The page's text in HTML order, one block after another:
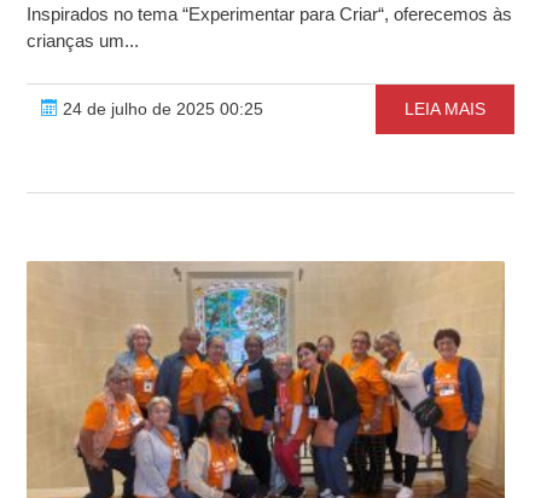
Inspirados no tema “Experimentar para Criar“, oferecemos às
crianças um...
24 de julho de 2025 00:25 LEIA MAIS